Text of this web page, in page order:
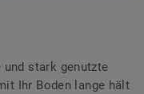
und stark genutzte
Ihr Boden lange hält